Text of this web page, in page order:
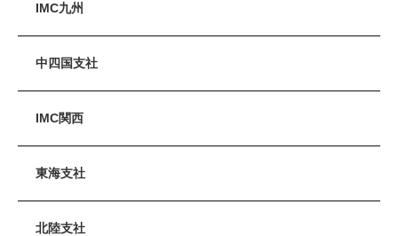
IMC九州
中四国支社
IMC関西
東海支社
北陸支社